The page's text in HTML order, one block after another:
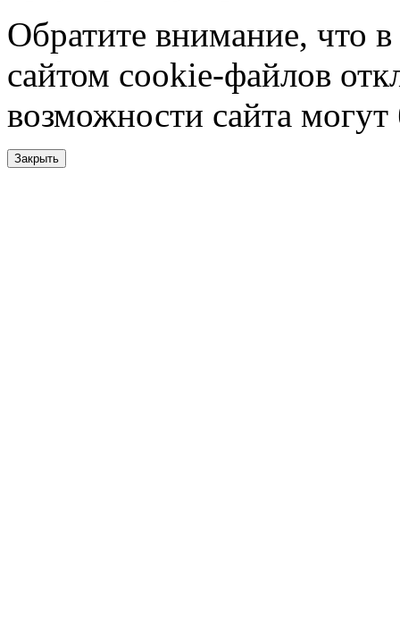
Обратите внимание, что в
сайтом cookie-файлов
возможности сайта
Закрыть